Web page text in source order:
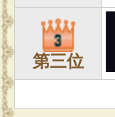
第三位